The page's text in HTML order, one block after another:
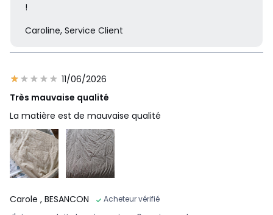
!
Caroline, Service Client
11/06/2026
Très mauvaise qualité
La matière est de mauvaise qualité
Carole , BESANCON Acheteur vérifié